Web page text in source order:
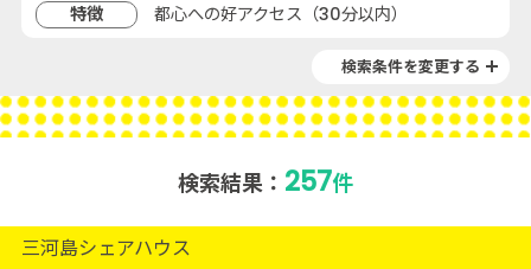
特徴
都心への好アクセス（30分以内）
検索条件を変更する
検索結果： 257件
三河島シェアハウス